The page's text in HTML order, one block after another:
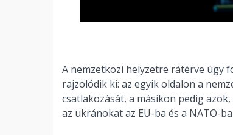
A nemzetközi helyzetre rátérve úgy
rajzolódik ki: az egyik oldalon a
csatlakozását, a másikon pedig
az ukránokat az EU-ba és a NATO-ba